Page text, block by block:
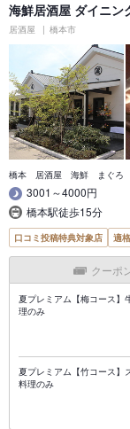
海鮮居酒屋 ダイニン
居酒屋 橋本市
橋本 居酒屋 海鮮 まぐろ
3001～4000円
橋本駅徒歩15分
口コミ投稿特典対象店 適
クーポ
夏プレミアム【梅コース
理のみ
夏プレミアム【竹コース
料理のみ